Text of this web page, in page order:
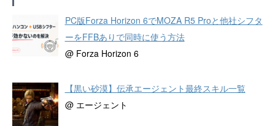
PC版Forza Horizon 6でMOZA R5 Proと他社シフタ
ーをFFBありで同時に使う方法
@ Forza Horizon 6
【黒い砂漠】伝承エージェント最終スキル一覧
@ エージェント